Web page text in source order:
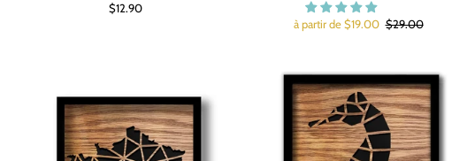
$12.90
à partir de $19.00 $29.00